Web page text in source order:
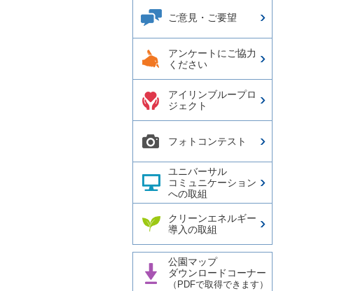
ご意見・ご要望
アンケートにご協力
ください
アイリンブループロ
ジェクト
フォトコンテスト
ユニバーサル
コミュニケーション
への取組
クリーンエネルギー
導入の取組
公園マップ
ダウンロードコーナー
（PDFで取得できます）